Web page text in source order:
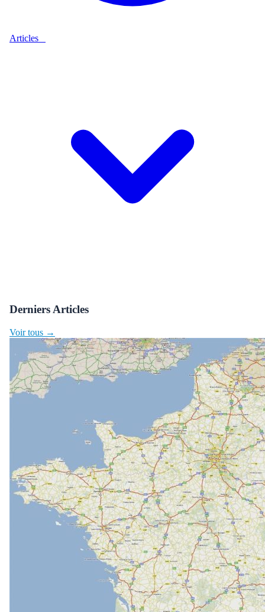
Articles
Derniers Articles
Voir tous →